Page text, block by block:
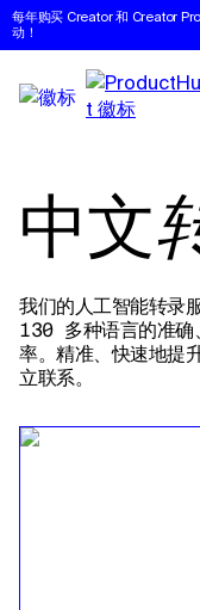
每年购买 Creator 和 Creator
动！
中文
我们的人工智能转录
130 多种语言的准确
率。精准、快速地提
立联系。